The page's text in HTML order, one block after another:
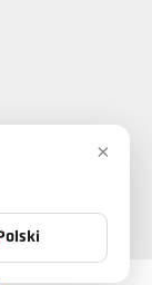
do pomiaru
×